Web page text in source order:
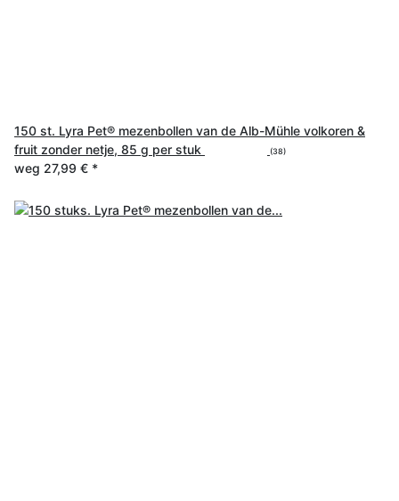
150 st. Lyra Pet® mezenbollen van de Alb-Mühle volkoren &
fruit zonder netje, 85 g per stuk
(38)
weg 27,99 € *